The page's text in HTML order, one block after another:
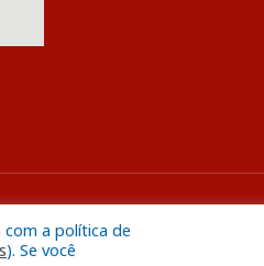
a política de
). Se você